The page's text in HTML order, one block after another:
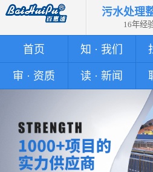
污水处理
16年经
首页 知 · 我们
审 · 资质 读 · 新闻